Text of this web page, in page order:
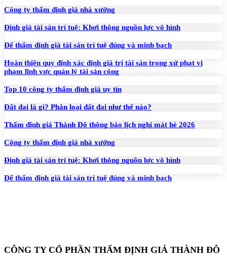
Công ty thẩm định giá nhà xưởng
Định giá tài sản trí tuệ: Khơi thông nguồn lực vô hình
Để thẩm định giá tài sản trí tuệ đúng và minh bạch
Hoàn thiện quy định xác định giá trị tài sản trong xử phạt vi
phạm lĩnh vực quản lý tài sản công
Top 10 công ty thẩm định giá uy tín
Đất đai là gì? Phân loại đất đai như thế nào?
Thẩm định giá Thành Đô thông báo lịch nghỉ mát hè 2026
Công ty thẩm định giá nhà xưởng
Định giá tài sản trí tuệ: Khơi thông nguồn lực vô hình
Để thẩm định giá tài sản trí tuệ đúng và minh bạch
CÔNG TY CỔ PHẦN THẨM ĐỊNH GIÁ THÀNH ĐÔ